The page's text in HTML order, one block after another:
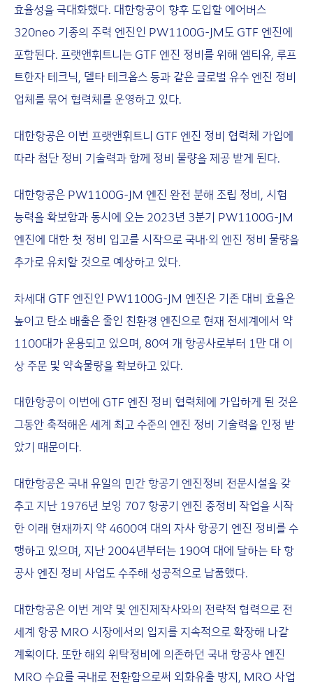
효율성을 극대화했다. 대한항공이 향후 도입할 에어버스
320neo 기종의 주력 엔진인 PW1100G-JM도 GTF 엔진에
포함된다. 프랫앤휘트니는 GTF 엔진 정비를 위해 엠티유, 루프
트한자 테크닉, 델타 테크옵스 등과 같은 글로벌 유수 엔진 정비
업체를 묶어 협력체를 운영하고 있다.
대한항공은 이번 프랫앤휘트니 GTF 엔진 정비 협력체 가입에
따라 첨단 정비 기술력과 함께 정비 물량을 제공 받게 된다.
대한항공은 PW1100G-JM 엔진 완전 분해 조립 정비, 시험
능력을 확보함과 동시에 오는 2023년 3분기 PW1100G-JM
엔진에 대한 첫 정비 입고를 시작으로 국내·외 엔진 정비 물량을
추가로 유치할 것으로 예상하고 있다.
차세대 GTF 엔진인 PW1100G-JM 엔진은 기존 대비 효율은
높이고 탄소 배출은 줄인 친환경 엔진으로 현재 전세계에서 약
1100대가 운용되고 있으며, 80여 개 항공사로부터 1만 대 이
상 주문 및 약속물량을 확보하고 있다.
대한항공이 이번에 GTF 엔진 정비 협력체에 가입하게 된 것은
그동안 축적해온 세계 최고 수준의 엔진 정비 기술력을 인정 받
았기 때문이다.
대한항공은 국내 유일의 민간 항공기 엔진정비 전문시설을 갖
추고 지난 1976년 보잉 707 항공기 엔진 중정비 작업을 시작
한 이래 현재까지 약 4600여 대의 자사 항공기 엔진 정비를 수
행하고 있으며, 지난 2004년부터는 190여 대에 달하는 타 항
공사 엔진 정비 사업도 수주해 성공적으로 납품했다.
대한항공은 이번 계약 및 엔진제작사와의 전략적 협력으로 전
세계 항공 MRO 시장에서의 입지를 지속적으로 확장해 나갈
계획이다. 또한 해외 위탁정비에 의존하던 국내 항공사 엔진
MRO 수요를 국내로 전환함으로써 외화유출 방지, MRO 사업